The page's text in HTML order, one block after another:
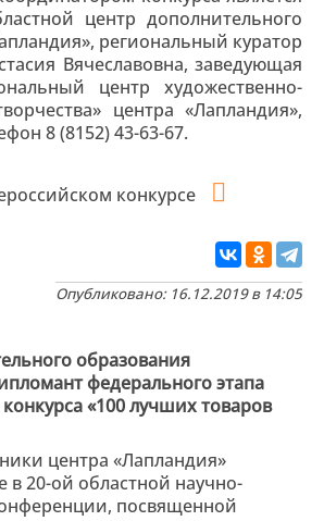
центр дополнительного
региональный куратор
Вячеславовна, заведующая
центр художественно-
центра «Лапландия»,
8 (8152) 43-63-67.
конкурсе
Опубликовано: 16.12.2019 в 14:05
образования
федерального этапа
«100 лучших товаров
центра «Лапландия»
в 20-ой областной научно-
посвященной